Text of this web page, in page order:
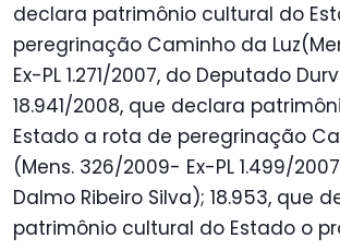
declara patrimônio cultural do
peregrinação Caminho da
Ex-PL 1.271/2007, do Deputado
18.941/2008, que declara
Estado a rota de peregrinação
(Mens. 326/2009- Ex-PL 1.499/
Dalmo Ribeiro Silva); 18.953, que
patrimônio cultural do Estado o